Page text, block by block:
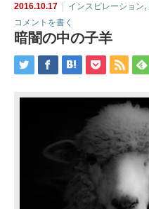
2016.10.17 インスピレーション
コメントを書く
暗闇の中の子羊